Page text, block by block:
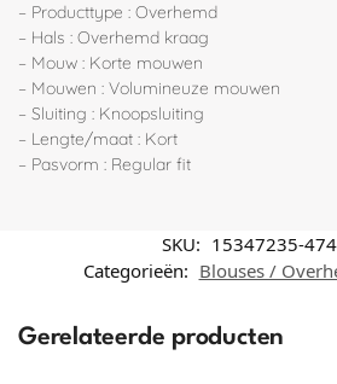
– Producttype : Overhemd
– Hals : Overhemd kraag
– Mouw : Korte mouwen
– Mouwen : Volumineuze mouwen
– Sluiting : Knoopsluiting
– Lengte/maat : Kort
– Pasvorm : Regular fit
SKU: 15347235-
Categorieën: Blouses /
Gerelateerde producten